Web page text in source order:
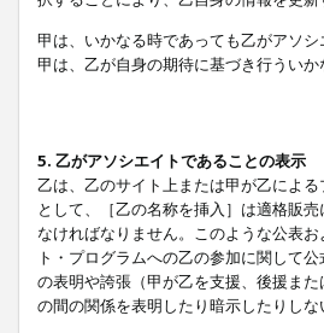
甲は、いかなる時であっても乙がアソ
甲は、乙が自身の期待に基づき行うい
5. 乙がアソシエイトであることの表示
乙は、乙のサイト上または甲が乙によ
として、［乙の名称を挿入］は適格販
なければなりません。このような公表
ト・プログラムへの乙の参加に関して
の表明や誇張（甲が乙を支援、後援ま
の間の関係を表明したり暗示したりしな